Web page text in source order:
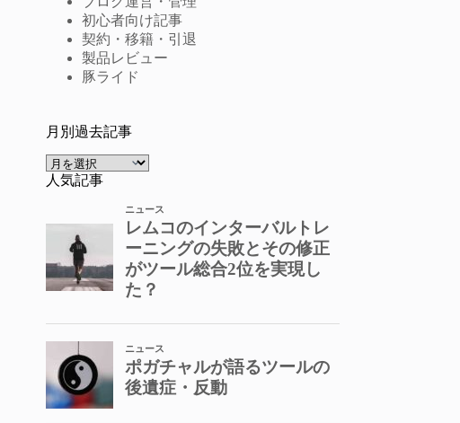
初心者向け記事
契約・移籍・引退
製品レビュー
豚ライド
月別過去記事
ア
ー
人気記事